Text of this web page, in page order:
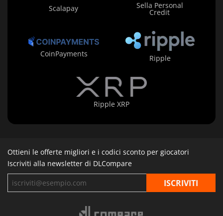
Scalapay Sella Personal
Credit
CoinPayments
Ripple
Ripple XRP
Ottieni le offerte migliori e i codici sconto per giocatori
Iscriviti alla newsletter di DLCompare